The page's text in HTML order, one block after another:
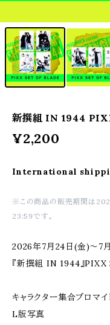
新撰組 IN 1944
¥2,200
International
※この商品の販売期間は
23:59です。
2026年7月24日(金)～7
『新撰組 IN 1944』
キャラクター集合ブロマイ
L版写真